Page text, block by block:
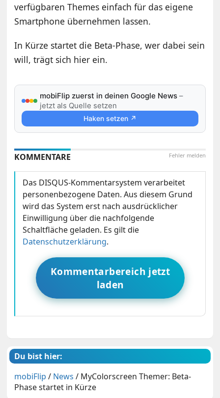
verfügbaren Themes einfach für das eigene
Smartphone übernehmen lassen.
In Kürze startet die Beta-Phase, wer dabei sein
will, trägt sich hier ein.
mobiFlip zuerst in deinen Google News –
jetzt als Quelle setzen
Haken setzen ↗
Fehler melden
KOMMENTARE
Das DISQUS-Kommentarsystem verarbeitet
personenbezogene Daten. Aus diesem Grund
wird das System erst nach ausdrücklicher
Einwilligung über die nachfolgende
Schaltfläche geladen. Es gilt die
Datenschutzerklärung.
Kommentarbereich jetzt
laden
Du bist hier:
mobiFlip / News / MyColorscreen Themer: Beta-
Phase startet in Kürze